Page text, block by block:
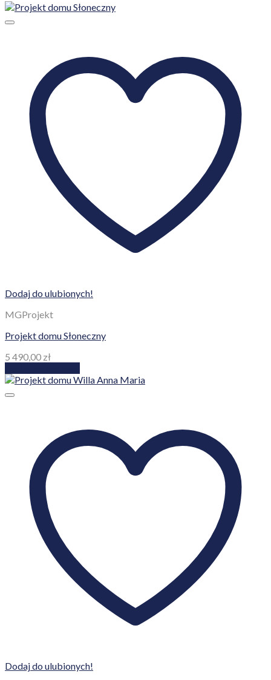
Dodaj do ulubionych!
MGProjekt
Projekt domu Słoneczny
5 490,00 zł
Dodaj do ulubionych!